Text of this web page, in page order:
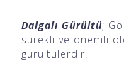
Dalgalı Gürültü;
sürekli ve önemli
gürültülerdir.